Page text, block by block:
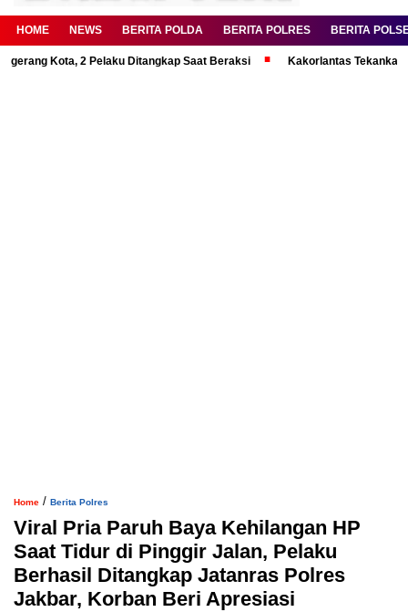
HOME NEWS BERITA POLDA BERITA POLRES BERITA
2 Pelaku Ditangkap Saat Beraksi Kakorlantas Tekankan Mental
Home / Berita Polres
Viral Pria Paruh Baya Kehilangan HP
Saat Tidur di Pinggir Jalan, Pelaku
Berhasil Ditangkap Jatanras Polres
Jakbar, Korban Beri Apresiasi